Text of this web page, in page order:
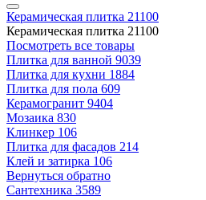
Керамическая плитка 21100
Керамическая плитка 21100
Посмотреть все товары
Плитка для ванной 9039
Плитка для кухни 1884
Плитка для пола 609
Керамогранит 9404
Мозаика 830
Клинкер 106
Плитка для фасадов 214
Клей и затирка 106
Вернуться обратно
Сантехника 3589